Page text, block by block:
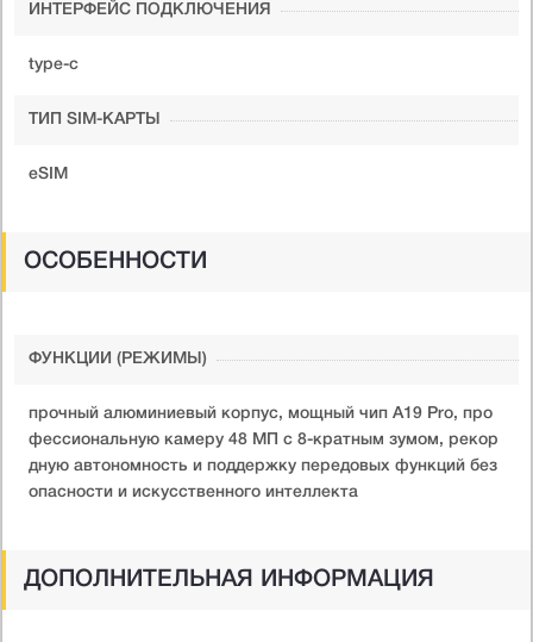
ИНТЕРФЕЙС ПОДКЛЮЧЕНИЯ
type-c
ТИП SIM-КАРТЫ
eSIM
ОСОБЕННОСТИ
ФУНКЦИИ (РЕЖИМЫ)
прочный алюминиевый корпус, мощный чип A19 Pro, про
фессиональную камеру 48 МП с 8-кратным зумом, рекор
дную автономность и поддержку передовых функций без
опасности и искусственного интеллекта
ДОПОЛНИТЕЛЬНАЯ ИНФОРМАЦИЯ